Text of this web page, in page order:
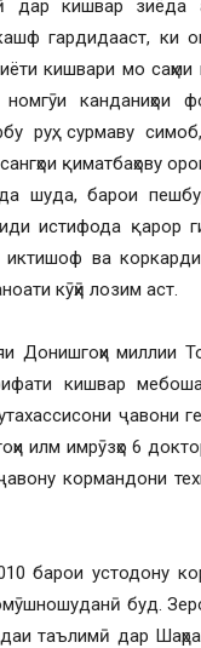
дар кишвар
гардидааст, ки
кишвари мо
канданиҳои
руҳ, сурмаву
қиматбаҳову
шуда, барои
истифода қарор
иктишоф ва коркарди
кӯҳӣ лозим аст.
Донишгоҳи миллии
кишвар
ҷавони
илм имрӯзҳо 6
кормандони
барои устодону
буд.
таълимӣ дар